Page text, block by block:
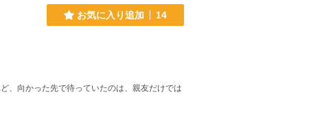
お気に入り追加 14
、向かった先で待っていたのは、親友だけでは